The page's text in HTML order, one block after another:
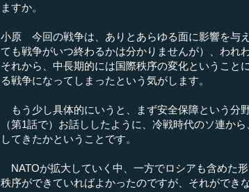
ますか。
小原 今回の戦争は、ありとあらゆる面に影響を与
ても戦争がいつ終わるかは分かりませんが）、われ
それから、中長期的には国際秩序の変化ということ
る戦争になってしまったという気がします。
もう少し具体的にいうと、まず安全保障という分
（第1話で）お話ししたように、冷戦時代のソ連か
してきたかということです。
NATOが拡大していく中、一方でロシアも含めた
秩序ができていればよかったのですが、それができ